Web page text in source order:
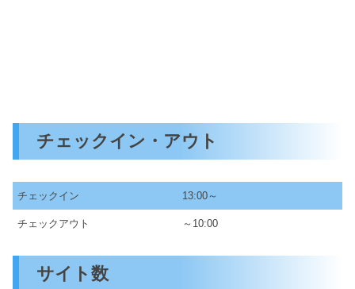
チェックイン・アウト
チェックイン 13:00～
チェックアウト ～10:00
サイト数